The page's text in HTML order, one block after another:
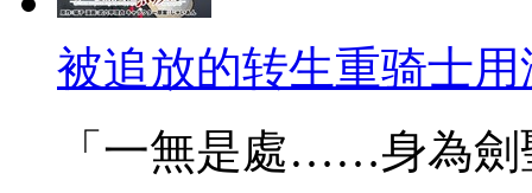
被追放的转生重骑士
「一無是處……身為劍